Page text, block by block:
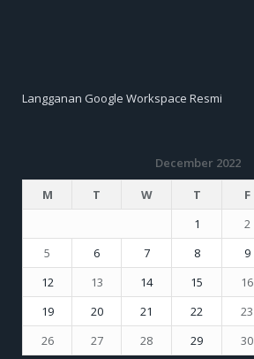
Langganan Google Workspace Resmi
December 2022
M
T W T F
1
2
5
6 7 8 9
12
13 14 15 16
19
20 21 22 23
26
27 28 29 30